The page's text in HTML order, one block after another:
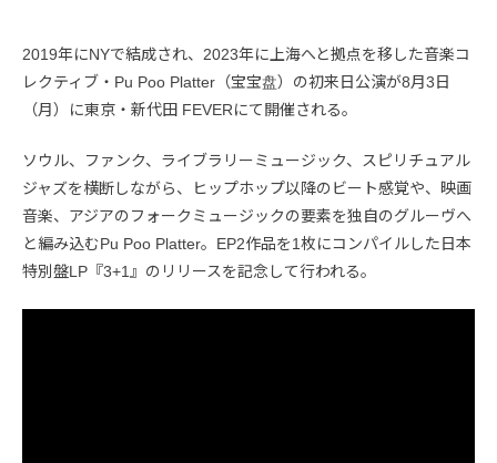
2019年にNYで結成され、2023年に上海へと拠点を移した音楽コ
レクティブ・Pu Poo Platter（宝宝盘）の初来日公演が8月3日
（月）に東京・新代田 FEVERにて開催される。
ソウル、ファンク、ライブラリーミュージック、スピリチュアル
ジャズを横断しながら、ヒップホップ以降のビート感覚や、映画
音楽、アジアのフォークミュージックの要素を独自のグルーヴへ
と編み込むPu Poo Platter。EP2作品を1枚にコンパイルした日本
特別盤LP『3+1』のリリースを記念して行われる。